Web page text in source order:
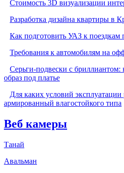
Стоимость 3D визуализации
Разработка дизайна квартиры в
Как подготовить УАЗ к поездкам
Требования к автомобилям на
Серьги-подвески с бриллиантом:
образ под платье
Для каких условий эксплуатации
армированный влагостойкого типа
Веб камеры
Танай
Авальман